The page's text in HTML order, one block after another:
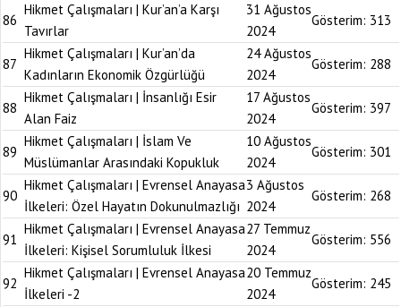
86
Hikmet Çalışmaları | Kur’an’a Karşı
Tavırlar
31 Ağustos
2024
Gösterim: 313
87
Hikmet Çalışmaları | Kur’an’da
Kadınların Ekonomik Özgürlüğü
24 Ağustos
2024
Gösterim: 288
88
Hikmet Çalışmaları | İnsanlığı Esir
Alan Faiz
17 Ağustos
2024
Gösterim: 397
89
Hikmet Çalışmaları | İslam Ve
Müslümanlar Arasındaki Kopukluk
10 Ağustos
2024
Gösterim: 301
90
Hikmet Çalışmaları | Evrensel Anayasa
İlkeleri: Özel Hayatın Dokunulmazlığı
3 Ağustos
2024
Gösterim: 268
91
Hikmet Çalışmaları | Evrensel Anayasa
İlkeleri: Kişisel Sorumluluk İlkesi
27 Temmuz
2024
Gösterim: 556
92
Hikmet Çalışmaları | Evrensel Anayasa
İlkeleri -2
20 Temmuz
2024
Gösterim: 245